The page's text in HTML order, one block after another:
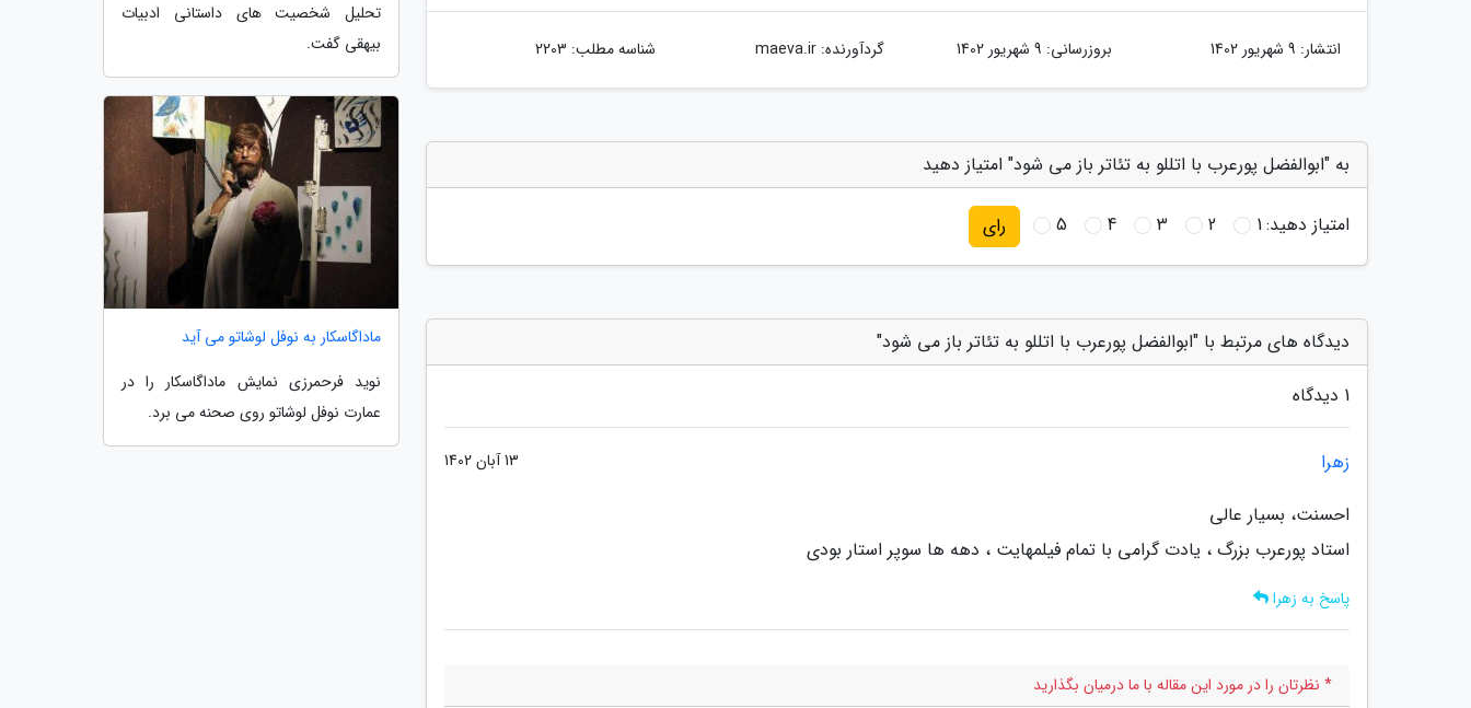
انتشار: 9 شهریور 1402 بروزرسانی: 9 شهریور 1402 گردآورنده:maeva.ir شناسه مطلب: 2203
به "ابوالفضل پورعرب با اتللو به تئاتر باز می شود" امتیاز دهید
امتیاز دهید:1
2
3
4
5 رای
دیدگاه های مرتبط با "ابوالفضل پورعرب با اتللو به تئاتر باز می شود"
1 دیدگاه
زهرا 13 آبان 1402
احسنت، بسیار عالی
استاد پورعرب بزرگ ، یادت گرامی با تمام فیلمهایت ، دهه ها سوپر استار بودی
پاسخ به زهرا
* نظرتان را در مورد این مقاله با ما درمیان بگذارید
تحلیل شخصیت های داستانی ادبیات
بیهقی گفت.
ماداگاسکار به نوفل لوشاتو می آید
نوید فرحمرزی نمایش ماداگاسکار را در
عمارت نوفل لوشاتو روی صحنه می برد.